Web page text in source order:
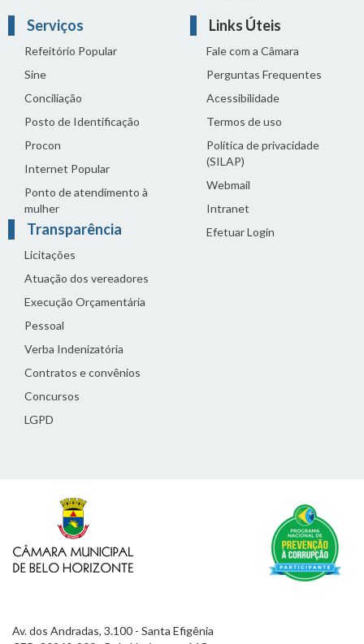
Serviços
Refeitório Popular
Sine
Conciliação
Posto de Identificação
Procon
Internet Popular
Ponto de atendimento à
mulher
Transparência
Licitações
Atuação dos vereadores
Execução Orçamentária
Pessoal
Verba Indenizatória
Contratos e convênios
Concursos
LGPD
Links Úteis
Fale com a Câmara
Perguntas Frequentes
Acessibilidade
Termos de uso
Política de privacidade
(SILAP)
Webmail
Intranet
Efetuar Login
Av. dos Andradas, 3.100 - Santa Efigênia